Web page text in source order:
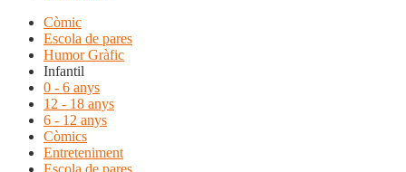
Còmic
Escola de pares
Humor Gràfic
Infantil
0 - 6 anys
12 - 18 anys
6 - 12 anys
Còmics
Entreteniment
Escola de pares